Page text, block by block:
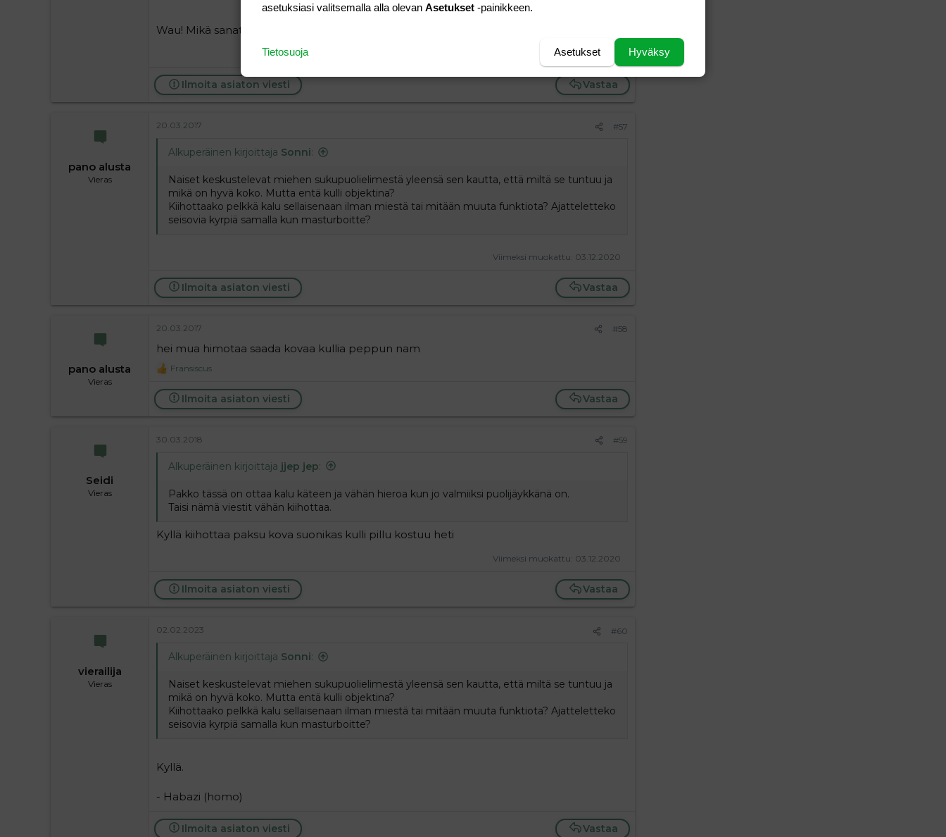
Wau! Mikä sanataituri, oikea kykyjen Kyky.
Viimeksi muokattu:03.12.2020
Vastaa
Ilmoita asiaton viesti
pano alusta
Vieras
20.03.2017 #57
Alkuperäinen kirjoittaja Sonni:
Naiset keskustelevat miehen sukupuolielimestä yleensä sen kautta, että miltä se tuntuu ja
mikä on hyvä koko. Mutta entä kulli objektina?
Kiihottaako pelkkä kalu sellaisenaan ilman miestä tai mitään muuta funktiota? Ajatteletteko
seisovia kyrpiä samalla kun masturboitte?
Viimeksi muokattu: 03.12.2020
Vastaa
Ilmoita asiaton viesti
pano alusta
Vieras
20.03.2017 #58
hei mua himotaa saada kovaa kullia peppun nam
R
a
c
t
o
n
Fransiscus
Vastaa
Ilmoita asiaton viesti
Seidi
Vieras
30.03.2018 #59
Alkuperäinen kirjoittaja jjep jep:
Pakko tässä on ottaa kalu käteen ja vähän hieroa kun jo valmiiksi puolijäykkänä on.
Taisi nämä viestit vähän kiihottaa.
Kyllä kiihottaa paksu kova suonikas kulli pillu kostuu heti
Viimeksi muokattu: 03.12.2020
Vastaa
Ilmoita asiaton viesti
vierailija
Vieras
02.02.2023 #60
Alkuperäinen kirjoittaja Sonni:
Naiset keskustelevat miehen sukupuolielimestä yleensä sen kautta, että miltä se tuntuu ja
mikä on hyvä koko. Mutta entä kulli objektina?
Kiihottaako pelkkä kalu sellaisenaan ilman miestä tai mitään muuta funktiota? Ajatteletteko
seisovia kyrpiä samalla kun masturboitte?
Kyllä.
- Habazi (homo)
Vastaa
Ilmoita asiaton viesti
asetuksiasi valitsemalla alla olevan Asetukset -painikkeen.
Hyväksy
Asetukset
Tietosuoja